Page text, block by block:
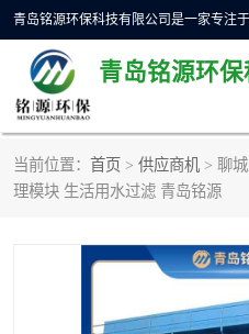
青岛铭源环
当前位置： 首页 > 供应商机 > 聊
理模块 生活用水过滤 青岛铭源
一体化HMPP泵站
智能截流井